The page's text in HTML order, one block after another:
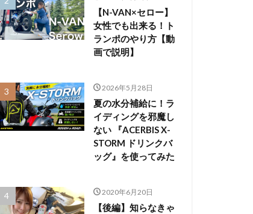
【N-VAN×セロー】
女性でも出来る！ト
ランポのやり方【動
画で説明】
2026年5月28日
夏の水分補給に！ラ
イディングを邪魔し
ない 『ACERBIS X-
STORM ドリンクバ
ッグ』を使ってみた
2020年6月20日
【後編】知らなきゃ